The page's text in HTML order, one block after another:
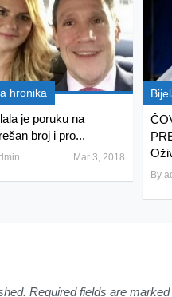
hronika
je poruku na
broj i pro...
Mar 3, 2018
By
Required fields are marked